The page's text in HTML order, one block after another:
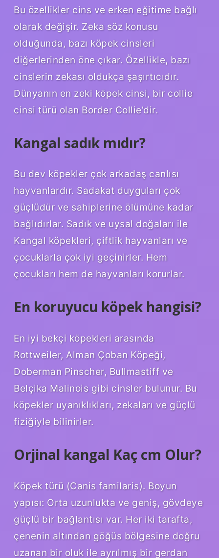
Bu özellikler cins ve erken eğitime bağlı
olarak değişir. Zeka söz konusu
olduğunda, bazı köpek cinsleri
diğerlerinden öne çıkar. Özellikle, bazı
cinslerin zekası oldukça şaşırtıcıdır.
Dünyanın en zeki köpek cinsi, bir collie
cinsi türü olan Border Collie’dir.
Kangal sadık mıdır?
Bu dev köpekler çok arkadaş canlısı
hayvanlardır. Sadakat duyguları çok
güçlüdür ve sahiplerine ölümüne kadar
bağlıdırlar. Sadık ve uysal doğaları ile
Kangal köpekleri, çiftlik hayvanları ve
çocuklarla çok iyi geçinirler. Hem
çocukları hem de hayvanları korurlar.
En koruyucu köpek hangisi?
En iyi bekçi köpekleri arasında
Rottweiler, Alman Çoban Köpeği,
Doberman Pinscher, Bullmastiff ve
Belçika Malinois gibi cinsler bulunur. Bu
köpekler uyanıklıkları, zekaları ve güçlü
fiziğiyle bilinirler.
Orjinal kangal Kaç cm Olur?
Köpek türü (Canis familaris). Boyun
yapısı: Orta uzunlukta ve geniş, gövdeye
güçlü bir bağlantısı var. Her iki tarafta,
çenenin altından göğüs bölgesine doğru
uzanan bir oluk ile ayrılmış bir gerdan